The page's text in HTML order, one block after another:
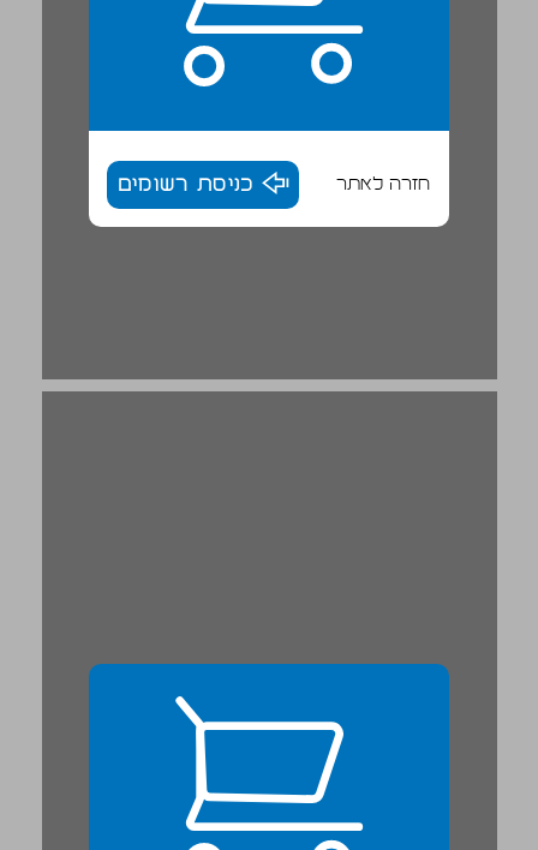
חזרה לאתר כניסת רשומים